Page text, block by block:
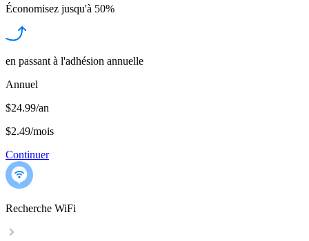
Économisez jusqu'à 50%
en passant à l'adhésion annuelle
Annuel
$24.99/an
$2.49/mois
Continuer
Recherche WiFi